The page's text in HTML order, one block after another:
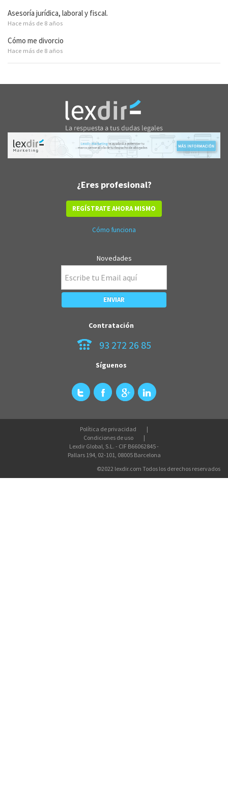
Asesoría jurídica, laboral y fiscal.
Hace más de 8 años
Cómo me divorcio
Hace más de 8 años
¿Eres profesional?
REGÍSTRATE AHORA MISMO
Cómo funciona
Novedades
Contratación
93 272 26 85
Síguenos
Política de privacidad
Condiciones de uso
Lexdir Global, S.L. - CIF B66062845 -
Pallars 194, 02-101, 08005 Barcelona
©2022 lexdir.com Todos los derechos reservados